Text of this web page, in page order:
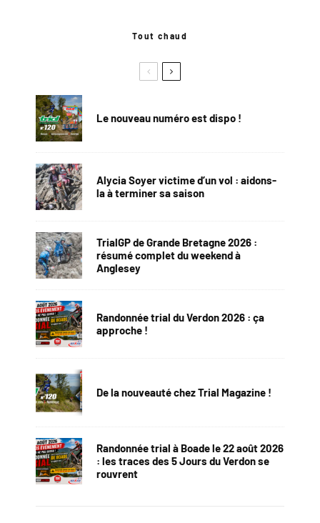
Tout chaud
Le nouveau numéro est dispo !
Alycia Soyer victime d’un vol : aidons-
la à terminer sa saison
TrialGP de Grande Bretagne 2026 :
résumé complet du weekend à
Anglesey
Randonnée trial du Verdon 2026 : ça
approche !
De la nouveauté chez Trial Magazine !
Randonnée trial à Boade le 22 août 2026
: les traces des 5 Jours du Verdon se
rouvrent